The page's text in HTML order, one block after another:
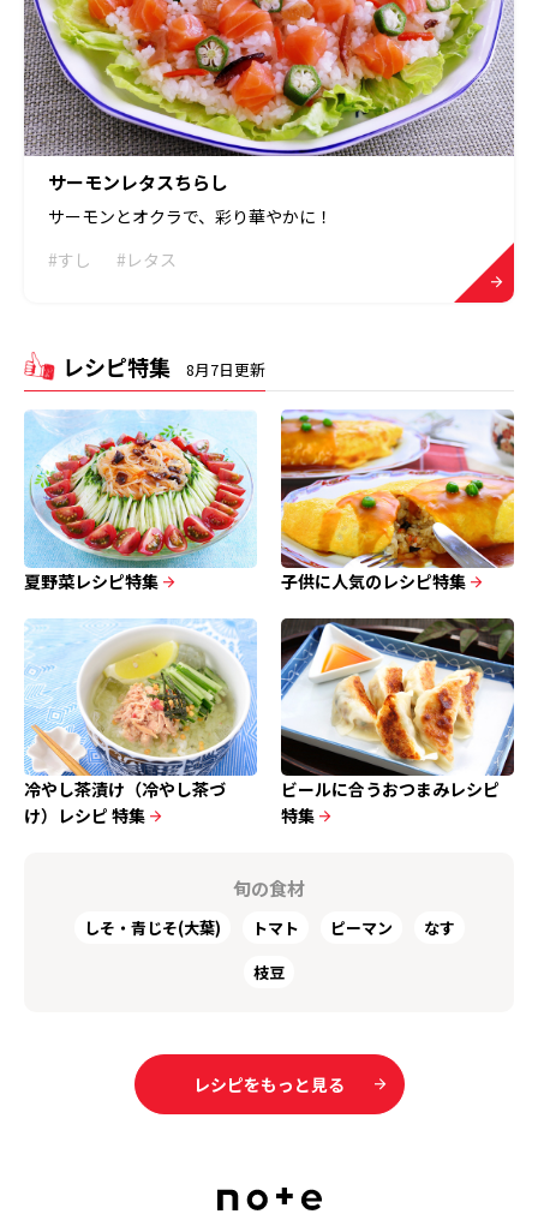
サーモンレタスちらし
サーモンとオクラで、彩り華やかに！
#すし
#レタス
レシピ特集 8月7日更新
夏野菜レシピ特集 子供に人気のレシピ特集
冷やし茶漬け（冷やし茶づ
け）レシピ 特集
ビールに合うおつまみレシピ
特集
旬の⾷材
しそ・青じそ(大葉) トマト ピーマン
なす
枝豆
レシピをもっと見る